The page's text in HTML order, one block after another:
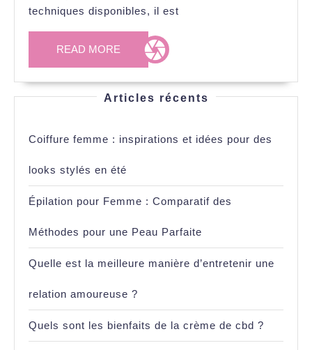
Peau
techniques disponibles, il est
READ MORE READ
MORE
Articles récents
Coiffure femme : inspirations et idées pour des
looks stylés en été
Épilation pour Femme : Comparatif des
Méthodes pour une Peau Parfaite
Quelle est la meilleure manière d’entretenir une
relation amoureuse ?
Quels sont les bienfaits de la crème de cbd ?